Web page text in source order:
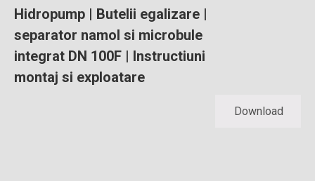
Hidropump | Butelii egalizare |
separator namol si microbule
integrat DN 100F | Instructiuni
montaj si exploatare
Download